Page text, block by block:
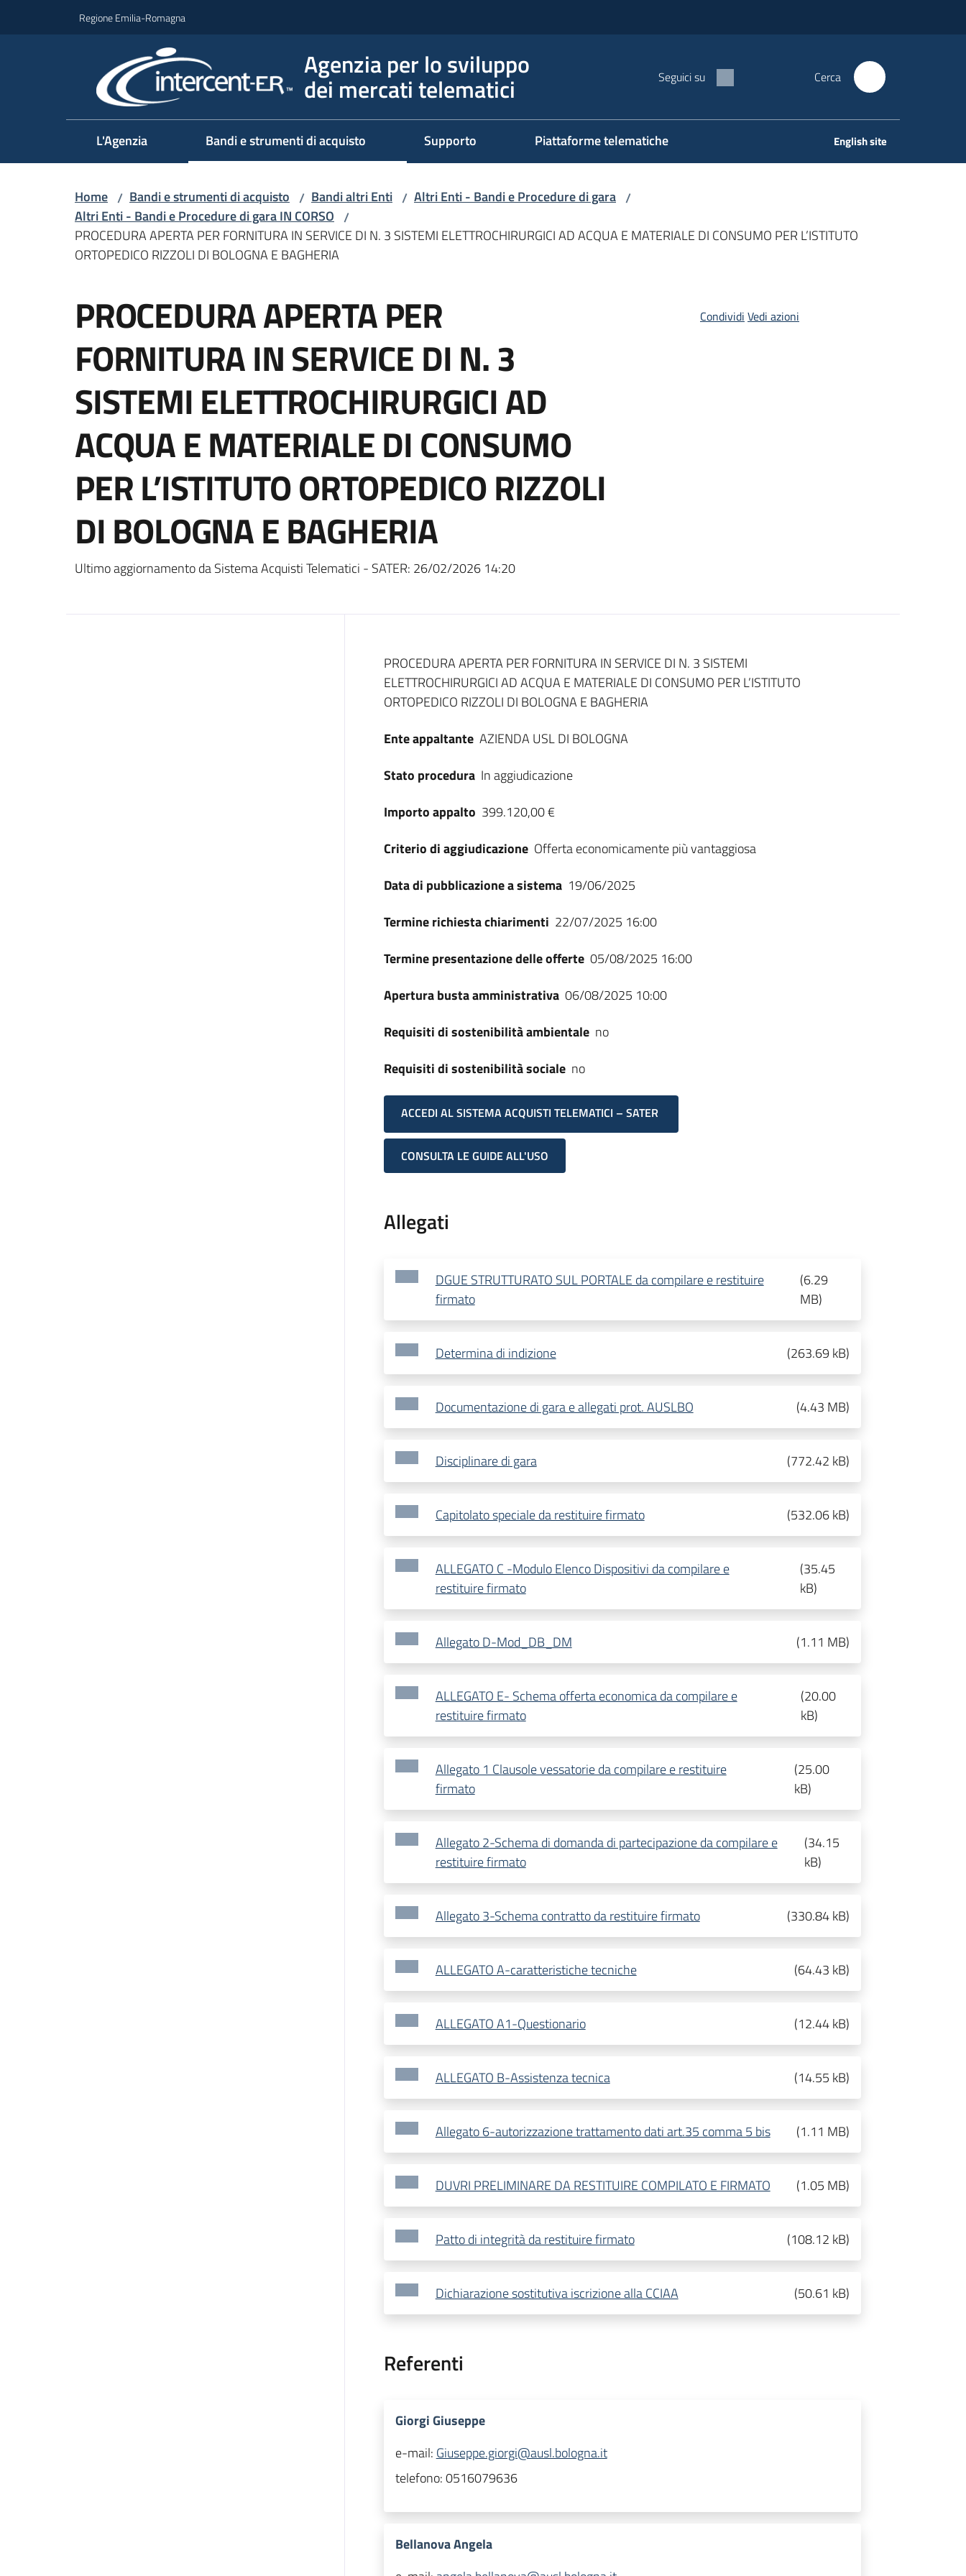
Regione Emilia-Romagna
Agenzia per lo sviluppo
dei mercati telematici Seguici su Cerca
L'Agenzia Bandi e strumenti di acquisto Supporto Piattaforme telematiche English site
Home / Bandi e strumenti di acquisto / Bandi altri Enti / Altri Enti - Bandi e Procedure di gara /
Altri Enti - Bandi e Procedure di gara IN CORSO /
PROCEDURA APERTA PER FORNITURA IN SERVICE DI N. 3 SISTEMI ELETTROCHIRURGICI AD ACQUA E MATERIALE DI CONSUMO PER L’ISTITUTO
ORTOPEDICO RIZZOLI DI BOLOGNA E BAGHERIA
PROCEDURA APERTA PER
FORNITURA IN SERVICE DI N. 3
SISTEMI ELETTROCHIRURGICI AD
ACQUA E MATERIALE DI CONSUMO
PER L’ISTITUTO ORTOPEDICO RIZZOLI
DI BOLOGNA E BAGHERIA
Ultimo aggiornamento da Sistema Acquisti Telematici - SATER: 26/02/2026 14:20
Condividi Vedi azioni
Dati del bando
PROCEDURA APERTA PER FORNITURA IN SERVICE DI N. 3 SISTEMI
ELETTROCHIRURGICI AD ACQUA E MATERIALE DI CONSUMO PER L’ISTITUTO
ORTOPEDICO RIZZOLI DI BOLOGNA E BAGHERIA
Ente appaltante AZIENDA USL DI BOLOGNA
Stato procedura In aggiudicazione
Importo appalto 399.120,00 €
Criterio di aggiudicazione Offerta economicamente più vantaggiosa
Data di pubblicazione a sistema 19/06/2025
Termine richiesta chiarimenti 22/07/2025 16:00
Termine presentazione delle offerte 05/08/2025 16:00
Apertura busta amministrativa 06/08/2025 10:00
Requisiti di sostenibilità ambientale no
Requisiti di sostenibilità sociale no
ACCEDI AL SISTEMA ACQUISTI TELEMATICI – SATER
CONSULTA LE GUIDE ALL'USO
Allegati
DGUE STRUTTURATO SUL PORTALE da compilare e restituire
firmato
(6.29
MB)
Determina di indizione (263.69 kB)
Documentazione di gara e allegati prot. AUSLBO (4.43 MB)
Disciplinare di gara (772.42 kB)
Capitolato speciale da restituire firmato (532.06 kB)
ALLEGATO C -Modulo Elenco Dispositivi da compilare e
restituire firmato
(35.45
kB)
Allegato D-Mod_DB_DM (1.11 MB)
ALLEGATO E- Schema offerta economica da compilare e
restituire firmato
(20.00
kB)
Allegato 1 Clausole vessatorie da compilare e restituire
firmato
(25.00
kB)
Allegato 2-Schema di domanda di partecipazione da compilare e
restituire firmato
(34.15
kB)
Allegato 3-Schema contratto da restituire firmato (330.84 kB)
ALLEGATO A-caratteristiche tecniche (64.43 kB)
ALLEGATO A1-Questionario (12.44 kB)
ALLEGATO B-Assistenza tecnica (14.55 kB)
Allegato 6-autorizzazione trattamento dati art.35 comma 5 bis (1.11 MB)
DUVRI PRELIMINARE DA RESTITUIRE COMPILATO E FIRMATO (1.05 MB)
Patto di integrità da restituire firmato (108.12 kB)
Dichiarazione sostitutiva iscrizione alla CCIAA (50.61 kB)
Referenti
Giorgi Giuseppe
e-mail: Giuseppe.giorgi@ausl.bologna.it
telefono:0516079636
Bellanova Angela